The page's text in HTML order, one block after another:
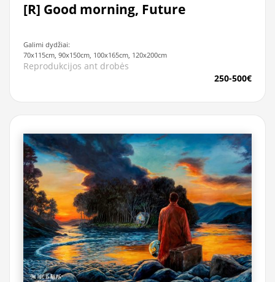
[R] Good morning, Future
Galimi dydžiai:
70x115cm, 90x150cm, 100x165cm, 120x200cm
Reprodukcijos ant drobės
250-500€